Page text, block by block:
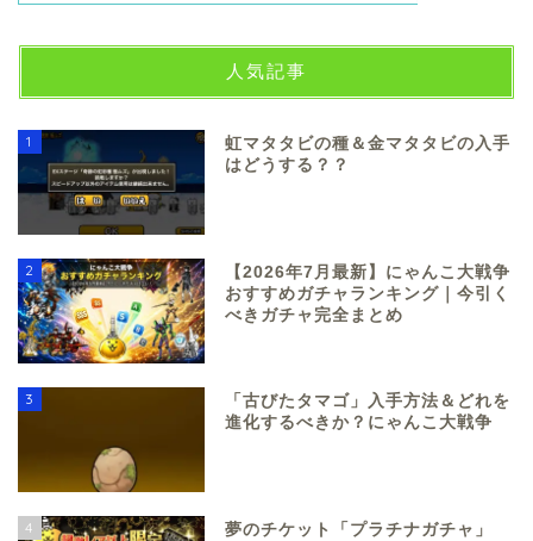
人気記事
1
虹マタタビの種＆金マタタビの入手
はどうする？？
2
【2026年7月最新】にゃんこ大戦争
おすすめガチャランキング｜今引く
べきガチャ完全まとめ
3
「古びたタマゴ」入手方法＆どれを
進化するべきか？にゃんこ大戦争
4
夢のチケット「プラチナガチャ」